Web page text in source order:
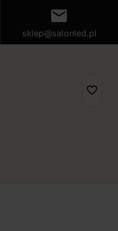
mail
sklep@salonled.pl
favorite_border